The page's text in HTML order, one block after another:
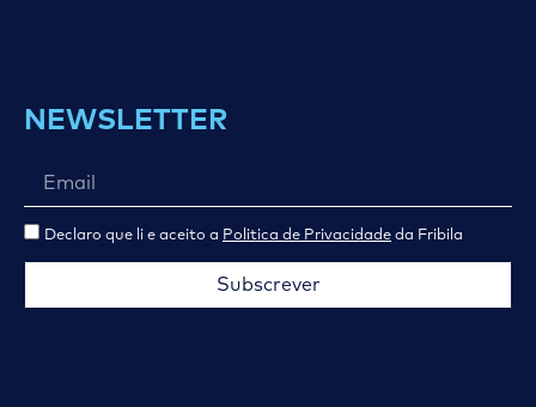
NEWSLETTER
Declaro que li e aceito a Politica de Privacidade da Fribila
Subscrever